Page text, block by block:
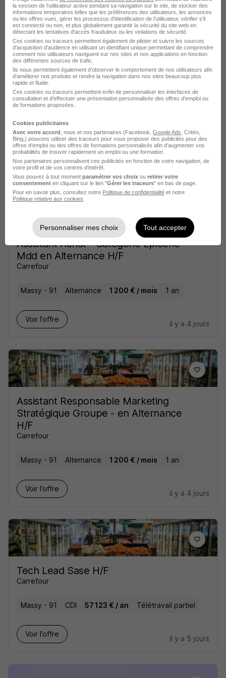
Voir l’offre
il y a 3 jours
Assistant Achat - Catégorie Epicerie
Mdd en Alternance H/F
Carrefour
Massy - 91 Alternance 1 200 € / mois 1 an
Voir l’offre
il y a 4 jours
Assistant Achat - Catégorie Epicerie
Mdd en Alternance H/F
Carrefour
Massy - 91 Alternance 1 200 € / mois 1 an
Voir l’offre
il y a 4 jours
Assistant Responsable Marketing
Stratégique Groupe - en Alternance
H/F
Carrefour
Massy - 91 Alternance 1 200 € / mois 1 an
Voir l’offre
il y a 4 jours
Tech Lead Sase H/F
Carrefour
Massy - 91 CDI 57 123 € / an Télétravail partiel
Voir l’offre
il y a 5 jours
la session de l'utilisateur active pendant sa navigation sur le site, de stocker des
informations temporaires telles que les préférences des utilisateurs, les annonces
ou les offres vues, gérer les processus d'identification de l'utilisateur, vérifier s'il
est connecté ou non, et plus globalement garantir la sécurité du site web en
détectant les tentatives d'accès frauduleux ou les violations de sécurité.
Ces cookies ou traceurs permettent également de piloter et suivre les sources
d'acquisition d'audience en utilisant un identifiant unique permettant de comprendre
comment nos utilisateurs naviguent sur nos sites et nos applications en fonction
des différentes sources de trafic.
Ils nous permettent également d’observer le comportement de nos utilisateurs afin
d'améliorer nos produits et rendre la navigation dans nos sites beaucoup plus
rapide et fluide.
Ces cookies ou traceurs permettent enfin de personnaliser les interfaces de
consultation et d'effectuer une présentation personnalisée des offres d'emploi ou
de formations proposées.
Cookies publicitaires
Avec votre accord , nous et nos partenaires (Facebook, Google Ads , Critéo,
Bing,) pouvons utiliser des traceurs pour vous proposer des publicités pour des
offres d’emploi ou des offres de formations personnalisés afin d’augmenter vos
probabilités de trouver rapidement un emploi ou une formation.
Nos partenaires personnalisent ces publicités en fonction de votre navigation, de
votre profil et de vos centres d’intérêt.
Vous pouvez à tout moment paramétrer vos choix ou retirer votre
consentement en cliquant sur le lien "Gérer les traceurs" en bas de page.
Pour en savoir plus, consultez notre Politique de confidentialité et notre
Politique relative aux cookies
Personnaliser mes choix Tout accepter